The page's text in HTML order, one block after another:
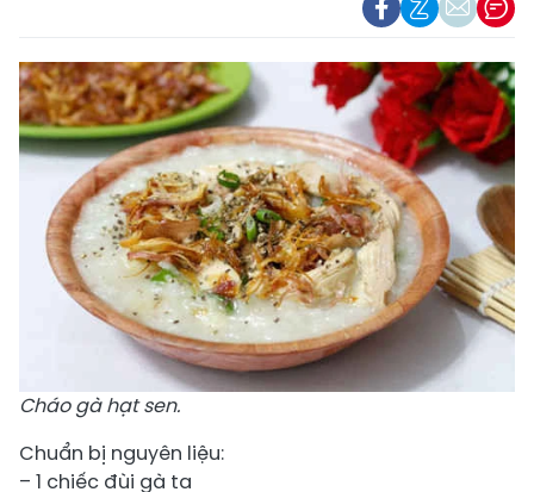
Cháo gà hạt sen.
Chuẩn bị nguyên liệu:
– 1 chiếc đùi gà ta